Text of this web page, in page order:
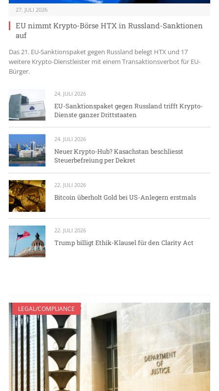
27. JULI 2026
EU nimmt Krypto-Börse HTX in Russland-Sanktionen
auf
Das 21. EU-Sanktionspaket gegen Russland belegt HTX und 17
weitere Krypto-Dienstleister mit einem Transaktionsverbot für EU-
Bürger.
24. JULI 2026
EU-Sanktionspaket gegen Russland trifft Krypto-
Dienste ganzer Drittstaaten
24. JULI 2026
Neuer Krypto-Hub? Kasachstan beschliesst
Steuerbefreiung per Dekret
22. JULI 2026
Bitcoin überholt Gold bei US-Anlegern erstmals
22. JULI 2026
Trump billigt Ethik-Klausel für den Clarity Act
LEGAL/COMPLIANCE